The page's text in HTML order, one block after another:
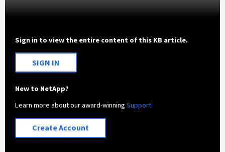
Sign in to view the entire content of this KB article.
SIGN IN
New to NetApp?
Learn more about our award-winningSupport
Create Account